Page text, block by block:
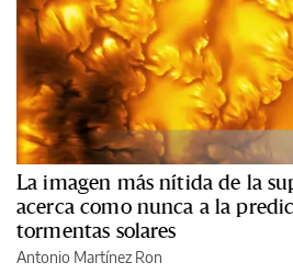
La imagen más nítida de la
acerca como nunca a la
tormentas solares
Antonio Martínez Ron